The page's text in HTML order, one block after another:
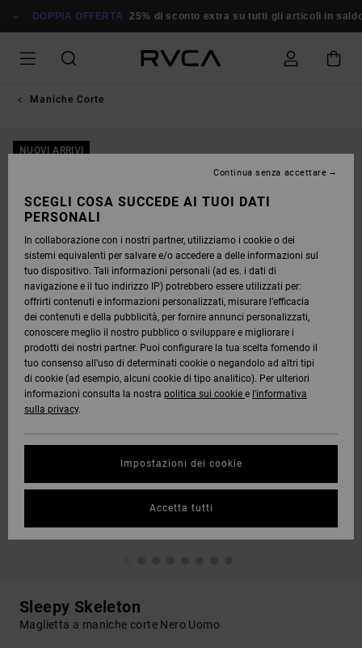
ALLE
DOPPIA OFFERTA 25% di sconto extra su tutti gli articoli in saldo
Maniche Corte
NUOVI ARRIVI
Sleepy Skeleton
Maglietta a maniche corte Nero Uomo
SCEGLI COSA SUCCEDE AI TUOI DATI
PERSONALI
In collaborazione con i nostri partner, utilizziamo i cookie o dei
sistemi equivalenti per salvare e/o accedere a delle informazioni sul
tuo dispositivo. Tali informazioni personali (ad es. i dati di
navigazione e il tuo indirizzo IP) potrebbero essere utilizzati per:
offrirti contenuti e informazioni personalizzati, misurare l’efficacia
dei contenuti e della pubblicità, per fornire annunci personalizzati,
conoscere meglio il nostro pubblico o sviluppare e migliorare i
prodotti dei nostri partner. Puoi configurare la tua scelta fornendo il
tuo consenso all’uso di determinati cookie o negandolo ad altri tipi
di cookie (ad esempio, alcuni cookie di tipo analitico). Per ulteriori
informazioni consulta la nostra politica sui cookie e l'informativa
sulla privacy.
Impostazioni dei cookie
Continua senza accettare
Accetta tutti